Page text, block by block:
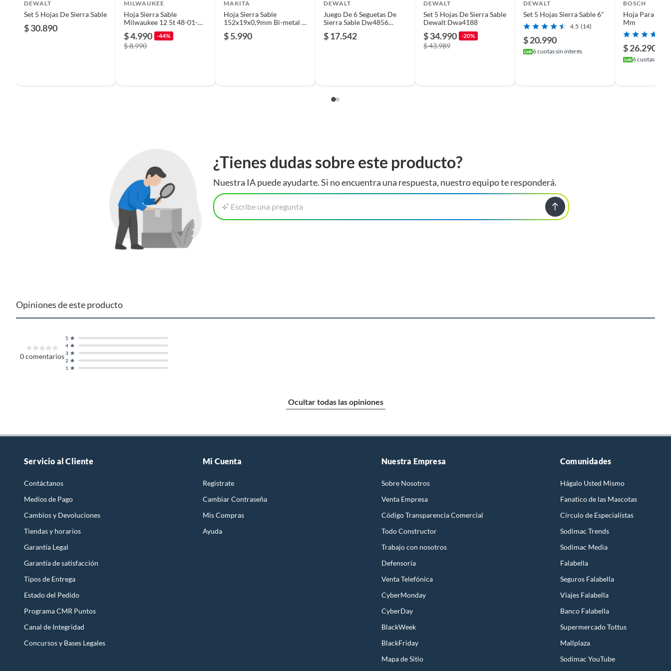
Tipo de sierra
DEWALT
Set 5 Hojas De Sierra Sable
$ 30.890
MILWAUKEE
Hoja Sierra Sable
Milwaukee 12 5t 48-01-
7027 Unidad
$ 4.990 -44%
$ 8.990
MAKITA
Hoja Sierra Sable
152x19x0,9mm Bi-metal -
$ 5.990
DEWALT
Juego De 6 Seguetas De
Sierra Sable Dw4856
$ 17.542
DEWALT
Set 5 Hojas De Sierra Sable
Dewalt Dwa4188
$ 34.990 -20%
$ 43.989
DEWALT
Set 5 Hojas Sierra Sable 6"
4.5 (14)
$ 20.990
6cuotas sin interés
BOSCH
Hoja Para
Mm
$ 26.290
6cuotas sin
¿Tienes dudas sobre este producto?
Nuestra IA puede ayudarte. Si no encuentra una respuesta, nuestro equipo te responderá.
Escribe una pregunta
Opiniones de este producto
0comentarios
1
2
3
4
5
Ocultar todas las opiniones
Servicio al Cliente
Contáctanos
Medios de Pago
Cambios y Devoluciones
Tiendas y horarios
Garantía Legal
Garantía de satisfacción
Tipos de Entrega
Estado del Pedido
Programa CMR Puntos
Canal de Integridad
Concursos y Bases Legales
Mi Cuenta
Registrate
Cambiar Contraseña
Mis Compras
Ayuda
Nuestra Empresa
Sobre Nosotros
Venta Empresa
Código Transparencia Comercial
Todo Constructor
Trabajo con nosotros
Defensoría
Venta Telefónica
CyberMonday
CyberDay
BlackWeek
BlackFriday
Mapa de Sitio
Comunidades
Hágalo Usted Mismo
Fanatico de las Mascotas
Círculo de Especialístas
Sodimac Trends
Sodimac Media
Falabella
Seguros Falabella
Viajes Falabella
Banco Falabella
Supermercado Tottus
Mallplaza
Sodimac YouTube